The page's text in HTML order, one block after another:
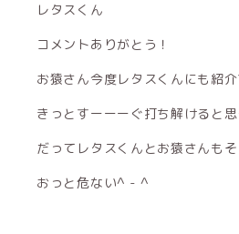
レタスくん
コメントありがとう！
お猿さん今度レタスくんにも紹介
きっとすーーーぐ打ち解けると思
だってレタスくんとお猿さんも
おっと危ない^ - ^